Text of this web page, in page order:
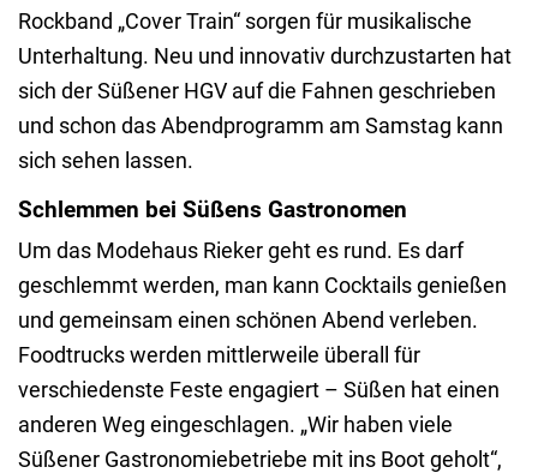
Rockband „Cover Train“ sorgen für musikalische
Unterhaltung. Neu und innovativ durchzustarten hat
sich der Süßener HGV auf die Fahnen geschrieben
und schon das Abendprogramm am Samstag kann
sich sehen lassen.
Schlemmen bei Süßens Gastronomen
Um das Modehaus Rieker geht es rund. Es darf
geschlemmt werden, man kann Cocktails genießen
und gemeinsam einen schönen Abend verleben.
Foodtrucks werden mittlerweile überall für
verschiedenste Feste engagiert – Süßen hat einen
anderen Weg eingeschlagen. „Wir haben viele
Süßener Gastronomiebetriebe mit ins Boot geholt“,